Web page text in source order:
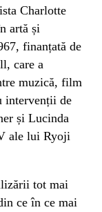
Charlotte
artă și
finanțată de
care a
muzică, film
intervenții de
și Lucinda
ale lui Ryoji
tot mai
ce în ce mai